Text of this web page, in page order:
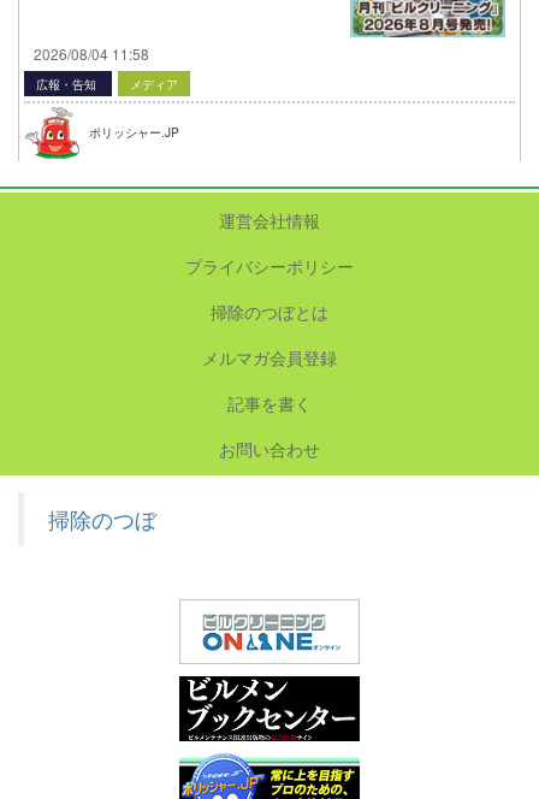
2026/08/04 11:58
広報・告知 メディア
ポリッシャー.JP
運営会社情報
プライバシーポリシー
掃除のつぼとは
メルマガ会員登録
記事を書く
お問い合わせ
掃除のつぼ